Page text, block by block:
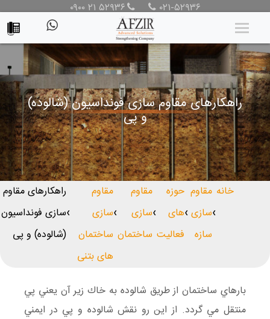
۰۲۱-۵۲۹۳۶ ۰۹۰۰ ۲۱ ۵۲۹۳۶
راهکارهای مقاوم سازی فونداسیون (شالوده)
و پی
خانه
❯
مقاوم
سازی
سازه
❯
حوزه
های
فعالیت
❯
مقاوم
سازی
ساختمان
❯
مقاوم
سازی
ساختمان
های بتنی
❯
راهکارهای مقاوم
سازی فونداسیون
(شالوده) و پی
بارهاي ساختمان از طريق شالوده به خاك زير آن يعني پي
منتقل مي گردد. از اين رو نقش شالوده و پي در ايمني